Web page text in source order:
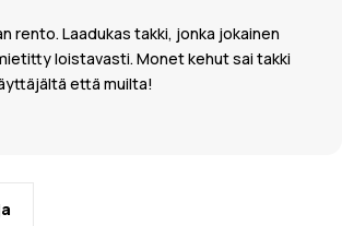
rento. Laadukas takki, jonka jokainen
loistavasti. Monet kehut sai takki
että muilta!